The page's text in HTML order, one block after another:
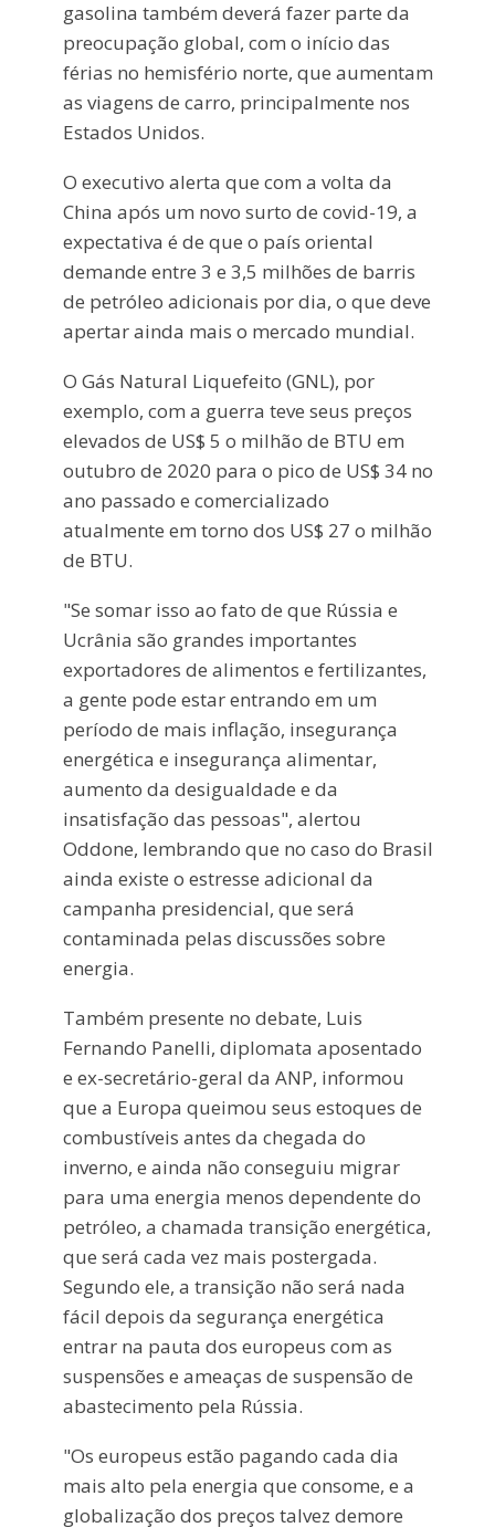
gasolina também deverá fazer parte da
preocupação global, com o início das
férias no hemisfério norte, que aumentam
as viagens de carro, principalmente nos
Estados Unidos.
O executivo alerta que com a volta da
China após um novo surto de covid-19, a
expectativa é de que o país oriental
demande entre 3 e 3,5 milhões de barris
de petróleo adicionais por dia, o que deve
apertar ainda mais o mercado mundial.
O Gás Natural Liquefeito (GNL), por
exemplo, com a guerra teve seus preços
elevados de US$ 5 o milhão de BTU em
outubro de 2020 para o pico de US$ 34 no
ano passado e comercializado
atualmente em torno dos US$ 27 o milhão
de BTU.
"Se somar isso ao fato de que Rússia e
Ucrânia são grandes importantes
exportadores de alimentos e fertilizantes,
a gente pode estar entrando em um
período de mais inflação, insegurança
energética e insegurança alimentar,
aumento da desigualdade e da
insatisfação das pessoas", alertou
Oddone, lembrando que no caso do Brasil
ainda existe o estresse adicional da
campanha presidencial, que será
contaminada pelas discussões sobre
energia.
Também presente no debate, Luis
Fernando Panelli, diplomata aposentado
e ex-secretário-geral da ANP, informou
que a Europa queimou seus estoques de
combustíveis antes da chegada do
inverno, e ainda não conseguiu migrar
para uma energia menos dependente do
petróleo, a chamada transição energética,
que será cada vez mais postergada.
Segundo ele, a transição não será nada
fácil depois da segurança energética
entrar na pauta dos europeus com as
suspensões e ameaças de suspensão de
abastecimento pela Rússia.
"Os europeus estão pagando cada dia
mais alto pela energia que consome, e a
globalização dos preços talvez demore